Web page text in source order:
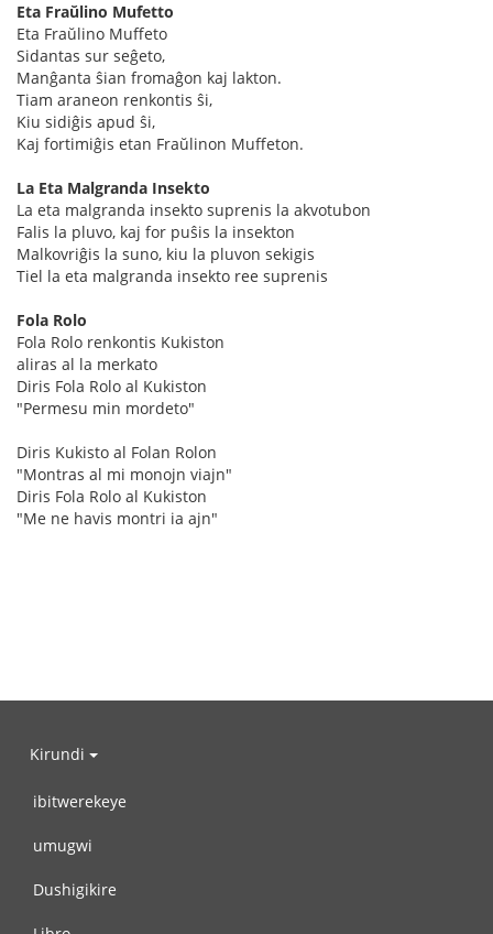
Eta Fraŭlino Mufetto
Eta Fraŭlino Muffeto
Sidantas sur seĝeto,
Manĝanta ŝian fromaĝon kaj lakton.
Tiam araneon renkontis ŝi,
Kiu sidiĝis apud ŝi,
Kaj fortimiĝis etan Fraŭlinon Muffeton.
La Eta Malgranda Insekto
La eta malgranda insekto suprenis la akvotubon
Falis la pluvo, kaj for puŝis la insekton
Malkovriĝis la suno, kiu la pluvon sekigis
Tiel la eta malgranda insekto ree suprenis
Fola Rolo
Fola Rolo renkontis Kukiston
aliras al la merkato
Diris Fola Rolo al Kukiston
"Permesu min mordeto"
Diris Kukisto al Folan Rolon
"Montras al mi monojn viajn"
Diris Fola Rolo al Kukiston
"Me ne havis montri ia ajn"
Kirundi
ibitwerekeye
umugwi
Dushigikire